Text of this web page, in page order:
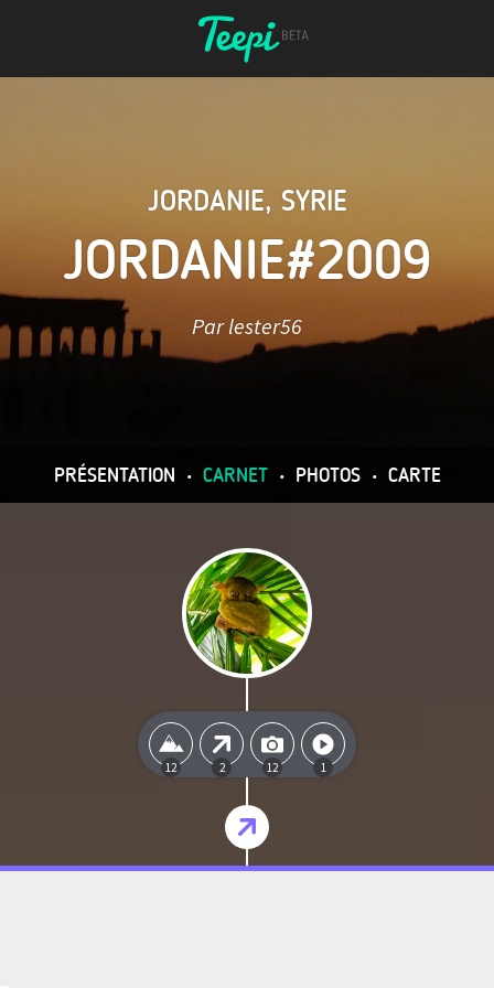
JORDANIE, SYRIE
JORDANIE#2009
Par lester56
PRÉSENTATION • CARNET • PHOTOS • CARTE
12 2 12 1